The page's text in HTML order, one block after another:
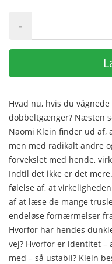
-
Hvad nu, hvis du
dobbeltgænger? Næsten
Naomi Klein finder ud af,
men med radikalt andre
forvekslet med hende,
Indtil det ikke er det
følelse af, at
af at læse de mange
endeløse fornærmelser
Hvorfor har hendes
vej? Hvorfor er identitet –
med – så ustabil? Klein